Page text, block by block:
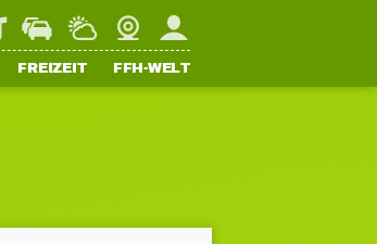
StaupilotWetterWebcamMein FFH
FREIZEIT FFH-WELT